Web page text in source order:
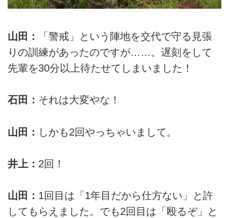
山田：
「警戒」という陣地を交代で守る見張
りの訓練があったのですが……。遅刻をして
先輩を30分以上待たせてしまいました！
石田： それは大変やな！
山田： しかも2回やっちゃいまして。
井上： 2回！
山田： 1回目は「1年目だから仕方ない」と許
してもらえました。でも2回目は「殴るぞ」と